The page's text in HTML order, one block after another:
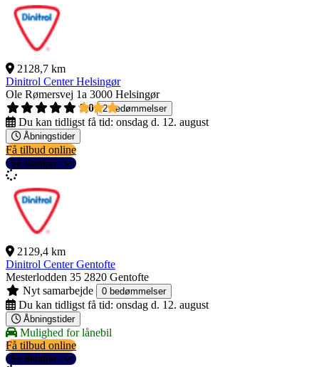
2128,7 km
Dinitrol Center Helsingør
Ole Rømersvej 1a 3000 Helsingør
3,0
2 bedømmelser
Du kan tidligst få tid: onsdag d. 12. august
Åbningstider
Få tilbud online
Se detaljer
2129,4 km
Dinitrol Center Gentofte
Mesterlodden 35 2820 Gentofte
Nyt samarbejde
0 bedømmelser
Du kan tidligst få tid: onsdag d. 12. august
Åbningstider
Mulighed for lånebil
Få tilbud online
Se detaljer